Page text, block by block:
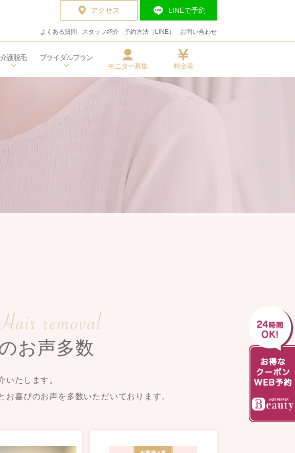
アクセス LINEで予約
よくある質問 スタッフ紹介 予約方法（LINE） お問い合わせ
介護脱毛
ブライダルプラン
モニター募集
料金表
お声多数
いたします。
喜びのお声を多数いただいております。